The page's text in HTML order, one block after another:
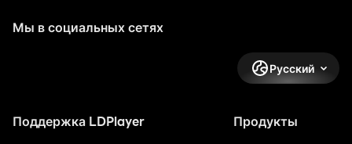
Мы в социальных сетях
Русский
Поддержка LDPlayer Продукты